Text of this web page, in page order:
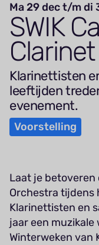
Ma 29 dec t/m di
SWIK
Klarinettisten
leeftijden
evenement.
Voorstelling
Laat je
Orchestra tijdens
Klarinettisten en
jaar een
Winterweken van